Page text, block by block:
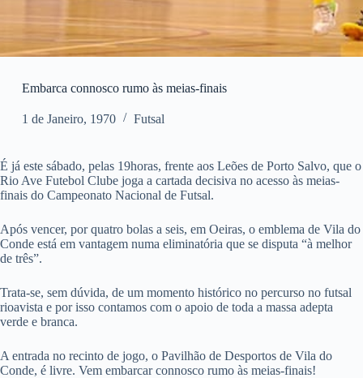
Embarca connosco rumo às meias-finais
1 de Janeiro, 1970 Futsal
É já este sábado, pelas 19horas, frente aos Leões de Porto Salvo, que o
Rio Ave Futebol Clube joga a cartada decisiva no acesso às meias-
finais do Campeonato Nacional de Futsal.
Após vencer, por quatro bolas a seis, em Oeiras, o emblema de Vila do
Conde está em vantagem numa eliminatória que se disputa “à melhor
de três”.
Trata-se, sem dúvida, de um momento histórico no percurso no futsal
rioavista e por isso contamos com o apoio de toda a massa adepta
verde e branca.
A entrada no recinto de jogo, o Pavilhão de Desportos de Vila do
Conde, é livre. Vem embarcar connosco rumo às meias-finais!